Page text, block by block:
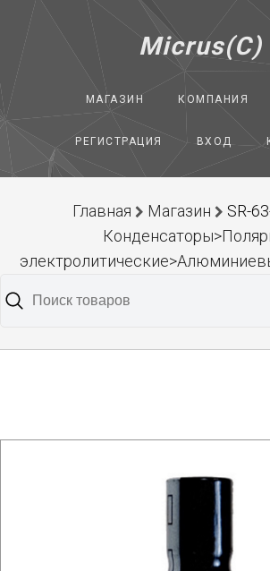
Micrus(C)
МАГАЗИН КОМПАНИЯ
РЕГИСТРАЦИЯ ВХОД
Главная Магазин
SR-